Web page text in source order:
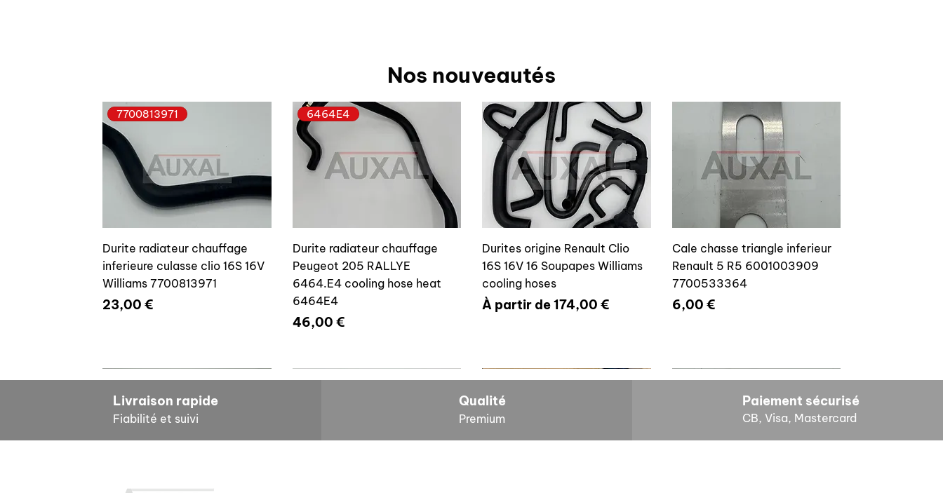
Nos nouveautés
7700813971
Durite radiateur chauffage
inferieure culasse clio 16S 16V
Williams 7700813971
Prix
23,00 €
6464E4
Durite radiateur chauffage
Peugeot 205 RALLYE
6464.E4 cooling hose heat
6464E4
Prix
46,00 €
Durites origine Renault Clio
16S 16V 16 Soupapes Williams
cooling hoses
À partir de174,00 €
Prix promotionnel
Cale chasse triangle inferieur
Renault 5 R5 6001003909
7700533364
Prix
6,00 €
7700804635 7700804636 6464E4
Livraison rapide
Fiabilité et suivi
Qualité
Premium
Paiement sécurisé
CB, Visa, Mastercard